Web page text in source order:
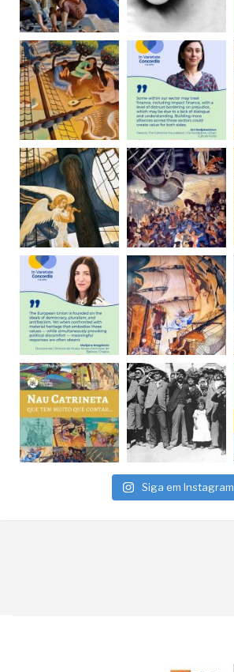
Siga em Instagram